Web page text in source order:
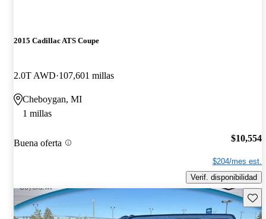
2015 Cadillac ATS Coupe
2.0T AWD 107,601 millas
Cheboygan, MI
1 millas
Buena oferta $10,554
$204/mes est.
Verif. disponibilidad